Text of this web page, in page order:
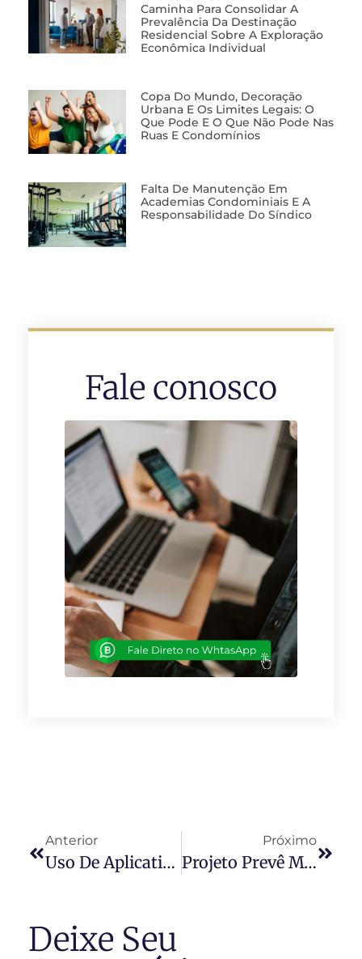
Caminha Para Consolidar A
Prevalência Da Destinação
Residencial Sobre A Exploração
Econômica Individual
Copa Do Mundo, Decoração
Urbana E Os Limites Legais: O
Que Pode E O Que Não Pode Nas
Ruas E Condomínios
Falta De Manutenção Em
Academias Condominiais E A
Responsabilidade Do Síndico
Fale conosco
Anterior
Uso De Aplicativos Para Locação De Imóveis Por Temporada Gera Polêmica
Próximo
Projeto Prevê Mudanças No Reajuste Do Aluguel
Deixe Seu